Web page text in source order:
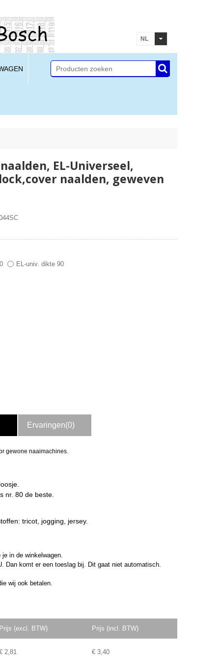
NL
EL-Universeel,
naalden, geweven
EL-univ. dikte 90
Ervaringen(0)
gewone naaimachines.
nr. 80 de beste.
tricot, jogging, jersey.
in de winkelwagen.
Dan komt er een toeslag bij. Dit gaat niet automatisch.
wij ook betalen.
Prijs (excl. BTW) Prijs (incl. BTW)
2,81 € 3,40